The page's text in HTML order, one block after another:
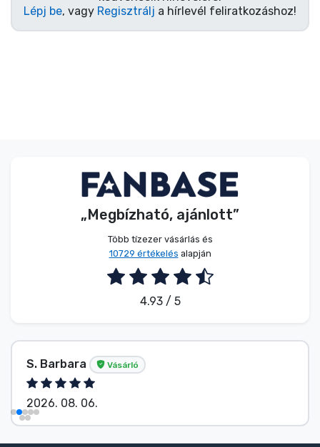
Lépj be, vagy Regisztrálj a hírlevél feliratkozáshoz!
„Megbízható, ajánlott”
Több tízezer vásárlás és
10729 értékelés alapján
4.93 / 5
S. Barbara Vásárló
2026. 08. 06.
Animés cuccok
Terméktípusok